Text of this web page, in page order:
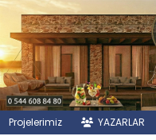
Projelerimiz YAZARLAR